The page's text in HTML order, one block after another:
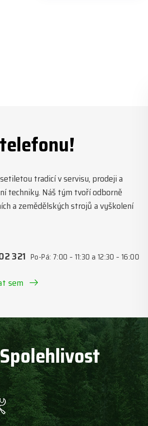
tradicí v servisu, prodeji a
techniky. Náš tým tvoří odborně
a zemědělských strojů a vyškolení
321 Po-Pá: 7:00 – 11:30 a 12:30 – 16:00
sem